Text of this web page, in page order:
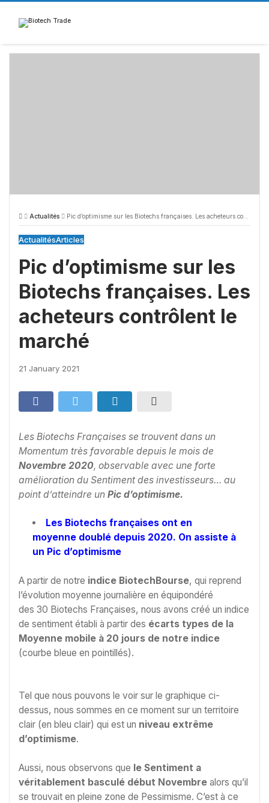
Skip
content
Actualités Pic d’optimisme sur les Biotechs françaises. Les acheteurs contrôlent le marché
ActualitésArticles
Pic d’optimisme sur les
Biotechs françaises. Les
acheteurs contrôlent le
marché
21 January 2021
Les Biotechs Françaises se trouvent dans un
Momentum très favorable depuis le mois de
Novembre 2020, observable avec une forte
amélioration du Sentiment des investisseurs… au
point d’atteindre un Pic d’optimisme.
Les Biotechs françaises ont en
moyenne doublé depuis 2020. On assiste à
un Pic d’optimisme
A partir de notre indice BiotechBourse, qui reprend
l’évolution moyenne journalière en équipondéré
des 30 Biotechs Françaises, nous avons créé un indice
de sentiment établi à partir des écarts types de la
Moyenne mobile à 20 jours de notre indice
(courbe bleue en pointillés).
Tel que nous pouvons le voir sur le graphique ci-
dessus, nous sommes en ce moment sur un territoire
clair (en bleu clair) qui est un niveau extrême
d’optimisme.
Aussi, nous observons que le Sentiment a
véritablement basculé début Novembre alors qu’il
se trouvait en pleine zone de Pessimisme. C’est à ce